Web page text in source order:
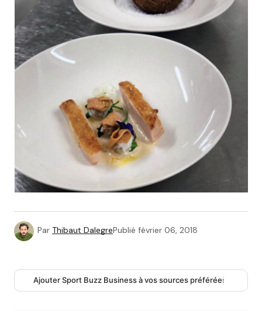
Par Thibaut DalegrePublié février 06, 2018
Ajouter Sport Buzz Business à vos sources préférées